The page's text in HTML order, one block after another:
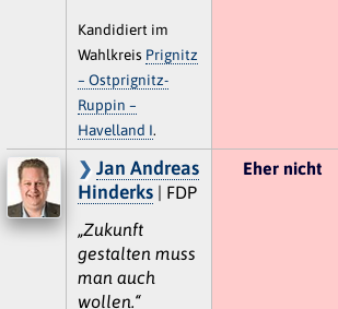
Kandidiert im
Wahlkreis Prignitz
– Ostprignitz-
Ruppin –
Havelland I.
Jan Andreas
Hinderks| FDP
„Zukunft
gestalten muss
man auch
wollen.“
Eher nicht